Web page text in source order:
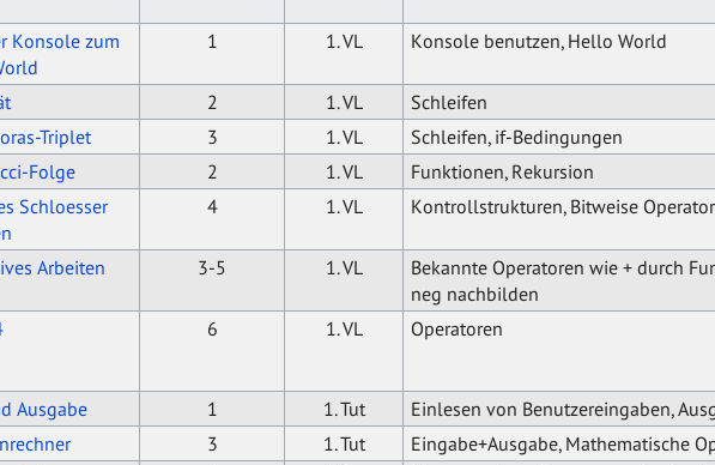
Konsole zum
1 1. VL Konsole benutzen, Hello World
2 1. VL Schleifen
Triplet
3 1. VL Schleifen, if-Bedingungen
Folge
2 1. VL Funktionen, Rekursion
Schloesser
4 1. VL Kontrollstrukturen, Bitweise
Arbeiten 3-5 1. VL
Bekannte Operatoren wie + durch
neg nachbilden
6 1. VL Operatoren
Ausgabe 1 1. Tut Einlesen von Benutzereingaben,
3 1. Tut Eingabe+Ausgabe, Mathematische